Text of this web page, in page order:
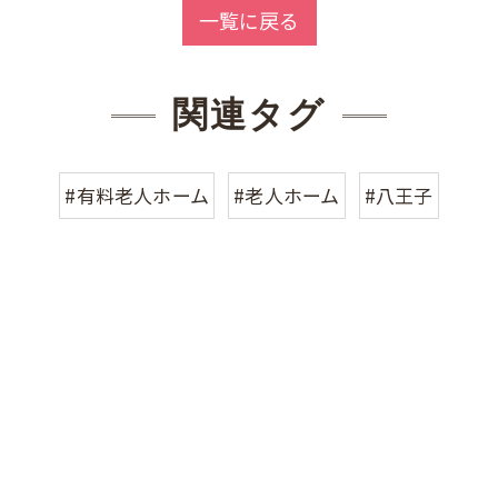
一覧に戻る
関連タグ
#有料老人ホーム #老人ホーム #八王子